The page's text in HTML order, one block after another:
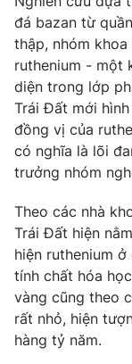
Khán giả
Giải sao mai
Âm nhạc
Sao
Du lịch
Làm đẹp
Chất lượng cuộc
Giáo dục
Tuyển sinh
Học trực tuyến
Công nghệ
Hitech Công
Sản phẩm
Thị trường
Tư vấn
Giao lưu trực
Lịch phát sóng
Chuyên mục khác
Emagazine
Photo
đá bazan từ
thập, nhóm
ruthenium - một
diện trong lớp
Trái Đất mới
đồng vị của
có nghĩa là lõi
trưởng nhóm
Theo các nhà
Trái Đất hiện
hiện ruthenium
tính chất hóa
vàng cũng theo
rất nhỏ, hiện
hàng tỷ năm.